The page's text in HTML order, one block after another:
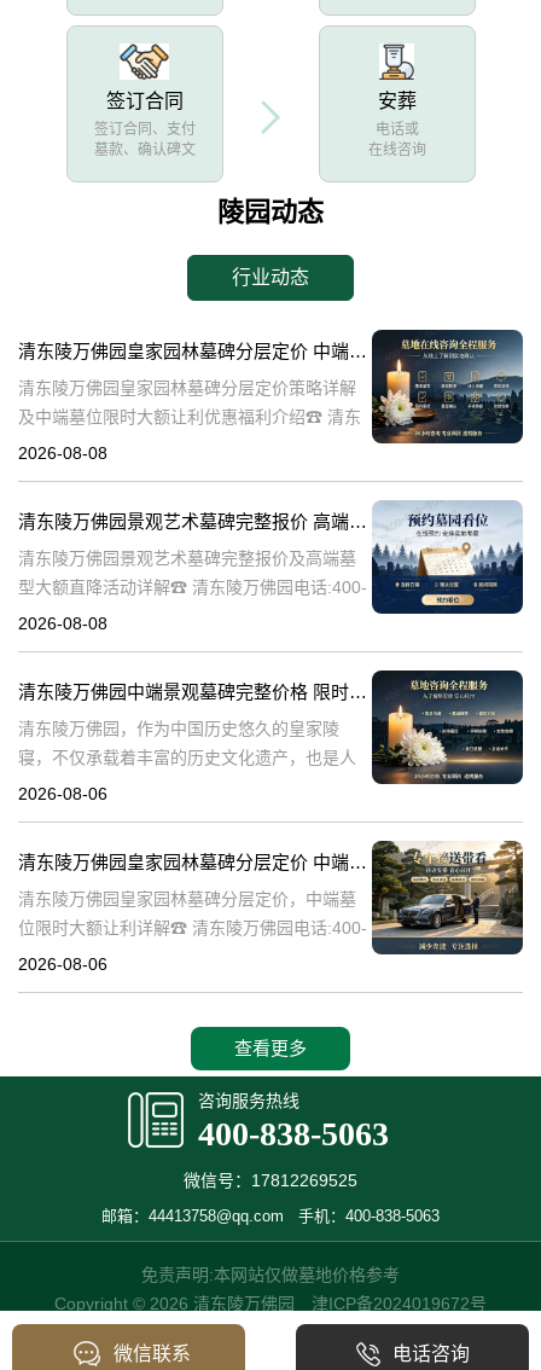
签订合同
签订合同、支付
墓款、确认碑文
安葬
电话或
在线咨询
陵园动态
行业动态
清东陵万佛园皇家园林墓碑分层定价 中端墓位限时大额让利详解及优惠福利
清东陵万佛园皇家园林墓碑分层定价策略详解
及中端墓位限时大额让利优惠福利介绍☎ 清东
陵万佛园电话:400-838-5063清东陵万佛园，作
2026-08-08
清东陵万佛园景观艺术墓碑完整报价 高端墓型大额直降活动详解
清东陵万佛园景观艺术墓碑完整报价及高端墓
型大额直降活动详解☎ 清东陵万佛园电话:400-
838-5063清东陵万佛园，作为中国历史悠久的
2026-08-08
清东陵万佛园中端景观墓碑完整价格 限时减免多年管理费详解
清东陵万佛园，作为中国历史悠久的皇家陵
寝，不仅承载着丰富的历史文化遗产，也是人
们缅怀先人、寄托哀思的重要场所。近年来，
清
2026-08-06
清东陵万佛园皇家园林墓碑分层定价 中端墓位限时大额让利详解
清东陵万佛园皇家园林墓碑分层定价，中端墓
位限时大额让利详解☎ 清东陵万佛园电话:400-
838-5063清东陵万佛园，作为中国历史上著名
2026-08-06
查看更多
咨询服务热线
400-838-5063
微信号：17812269525
邮箱：44413758@qq.com 手机：400-838-5063
免责声明:本网站仅做墓地价格参考
Copyright © 2026 清东陵万佛园 津ICP备2024019672号
微信联系 电话咨询